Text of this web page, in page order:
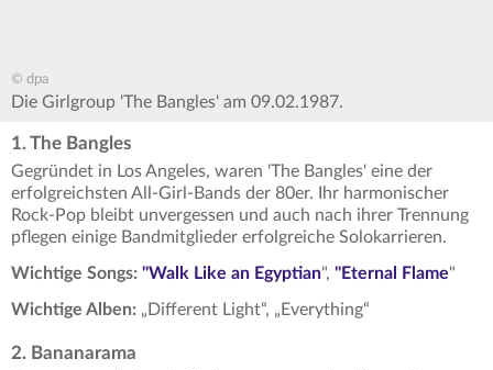
© dpa
Die Girlgroup 'The Bangles' am 09.02.1987.
1. The Bangles
Gegründet in Los Angeles, waren 'The Bangles' eine der
erfolgreichsten All-Girl-Bands der 80er. Ihr harmonischer
Rock-Pop bleibt unvergessen und auch nach ihrer Trennung
pflegen einige Bandmitglieder erfolgreiche Solokarrieren.
Wichtige Songs: "Walk Like an Egyptian", "Eternal Flame"
Wichtige Alben: „Different Light“, „Everything“
2. Bananarama